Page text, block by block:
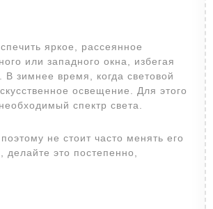
яркое, рассеянное
или западного окна, избегая
зимнее время, когда световой
освещение. Для этого
спектр света.
не стоит часто менять его
это постепенно,